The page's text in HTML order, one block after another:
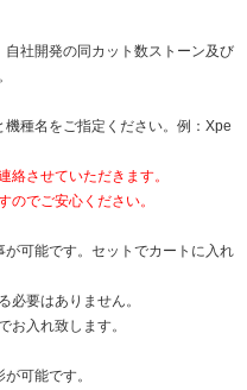
社開発の同カット数ストーン及び
種名をご指定ください。例：Xpe
絡させていただきます。
のでご安心ください。
可能です。セットでカートに入れ
要はありません。
入れ致します。
可能です。